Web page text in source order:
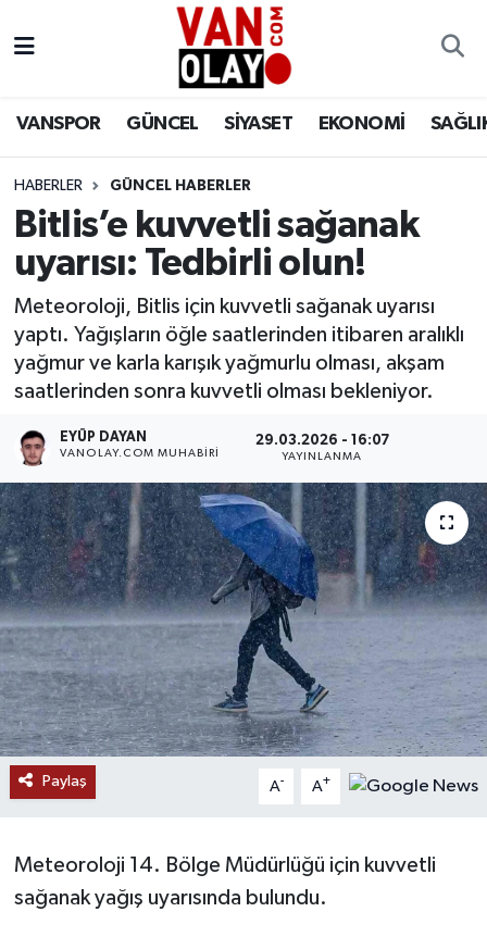
VANSPOR GÜNCEL SİYASET EKONOMİ
HABERLER GÜNCEL HABERLER
Bitlis’e kuvvetli sağanak
uyarısı: Tedbirli olun!
Meteoroloji, Bitlis için kuvvetli sağanak uyarısı
yaptı. Yağışların öğle saatlerinden itibaren aralıklı
yağmur ve karla karışık yağmurlu olması, akşam
saatlerinden sonra kuvvetli olması bekleniyor.
EYÜP DAYAN
VANOLAY.COM MUHABIRI
29.03.2026 - 16:07
YAYINLANMA
Paylaş A- A+
Meteoroloji 14. Bölge Müdürlüğü için kuvvetli
sağanak yağış uyarısında bulundu.
Siyaset
Sağlık
Eğitim
RESMİ İLANLAR
Van Nöbetçi Eczaneler
Van Namaz Vakitleri
Van Trafik Yoğunluk Haritası
Süper Lig Puan Durumu ve Fikstür
Tüm Manşetler